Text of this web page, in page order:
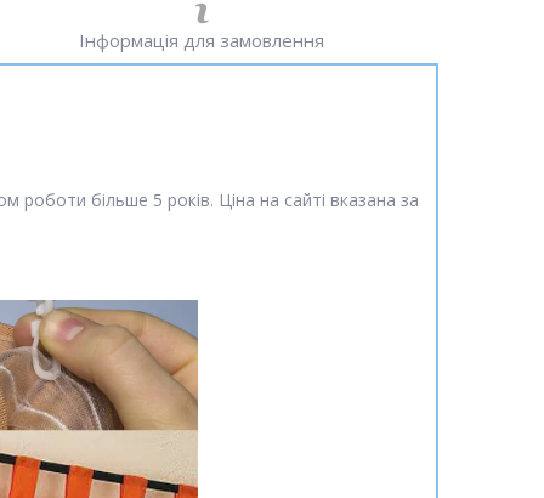
Інформація для замовлення
роботи більше 5 років. Ціна на сайті вказана за